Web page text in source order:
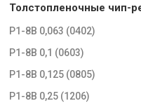
Толстопленочные чип-
Р1-8В 0,063 (0402)
Р1-8В 0,1 (0603)
Р1-8В 0,125 (0805)
Р1-8В 0,25 (1206)